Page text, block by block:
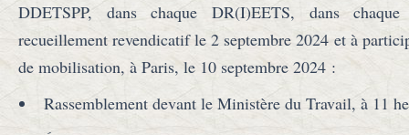
DDETSPP, dans chaque DR(I)EETS, dans
recueillement revendicatif le 2 septembre 2024 et à
de mobilisation, à Paris, le 10 septembre 2024 :
Rassemblement devant le Ministère du Travail, à 11